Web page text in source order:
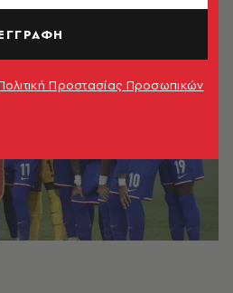
Προστασίας Προσωπικών